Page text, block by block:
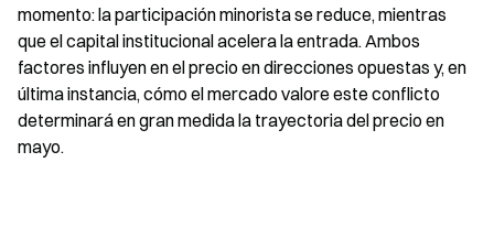
momento: la participación minorista se reduce, mientras
que el capital institucional acelera la entrada. Ambos
factores influyen en el precio en direcciones opuestas y, en
última instancia, cómo el mercado valore este conflicto
determinará en gran medida la trayectoria del precio en
mayo.